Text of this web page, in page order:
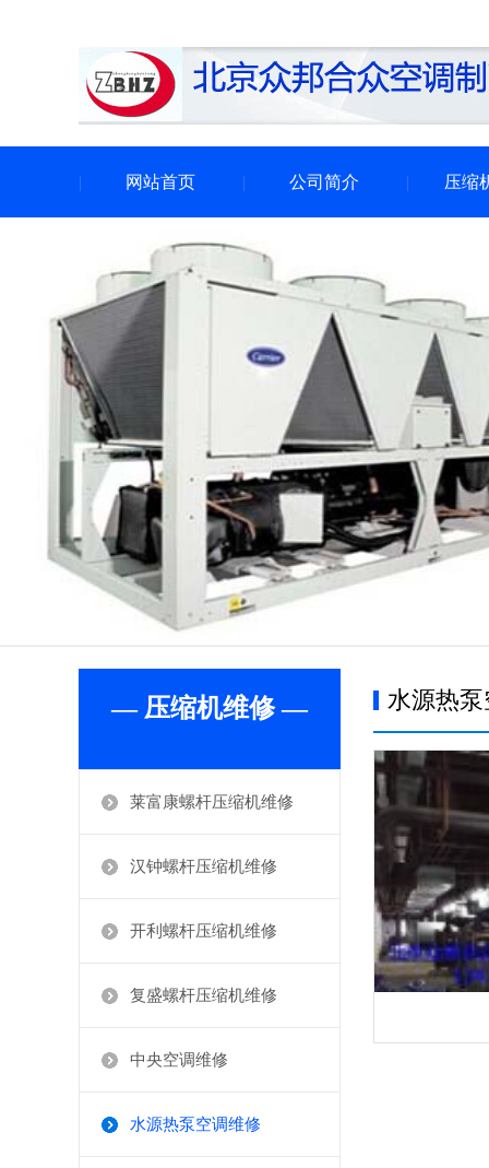
网站首页 公司简介 压缩
— 压缩机维修 —
莱富康螺杆压缩机维修
汉钟螺杆压缩机维修
开利螺杆压缩机维修
复盛螺杆压缩机维修
中央空调维修
水源热泵空调维修
水源热